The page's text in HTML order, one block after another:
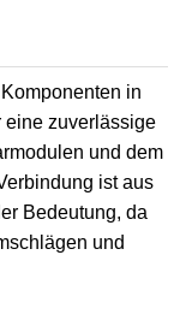
in
eine zuverlässige
und dem
ist aus
Bedeutung, da
und